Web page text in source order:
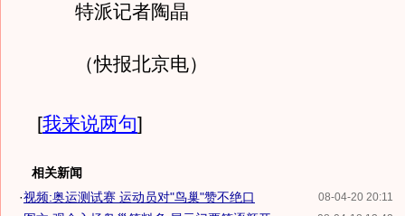
特派记者陶晶
（快报北京电）
[我来说两句]
相关新闻
08-04-20 20:11
·视频:奥运测试赛 运动员对"鸟巢"赞不绝口